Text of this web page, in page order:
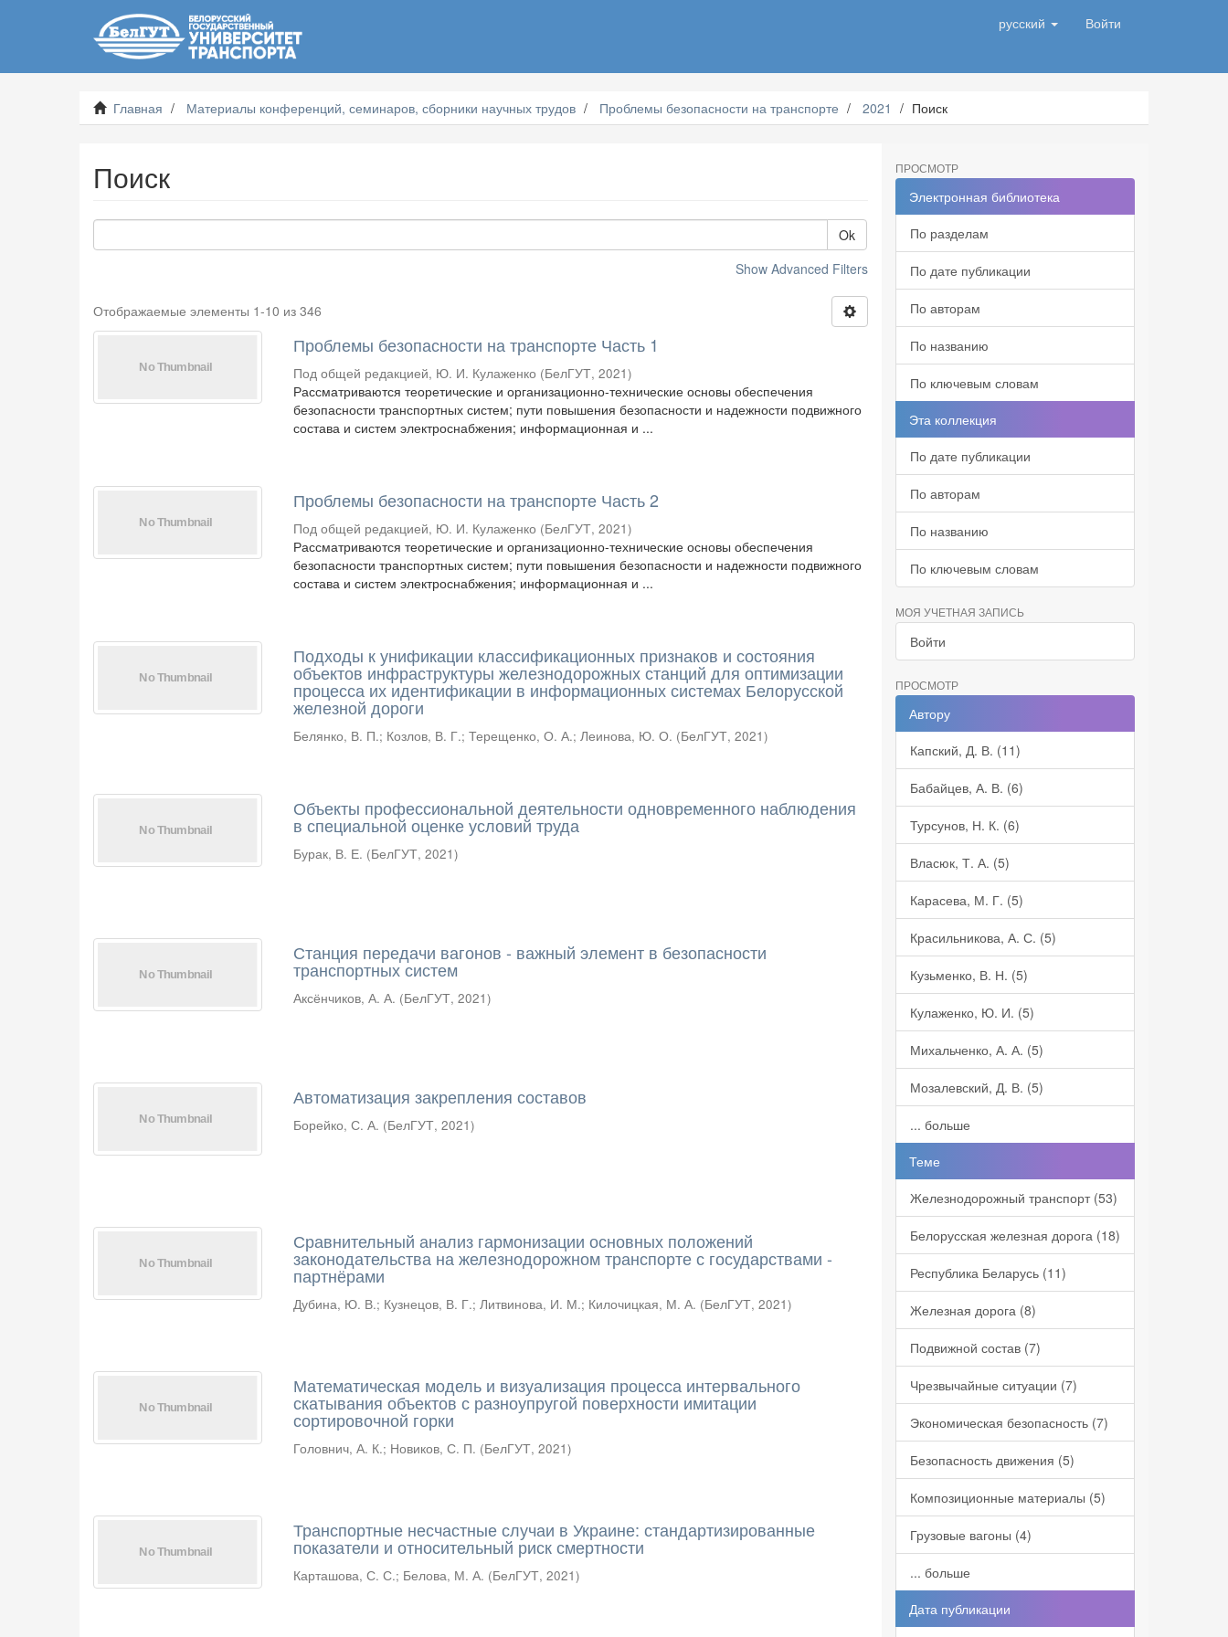
русский Войти
Главная Материалы конференций, семинаров, сборники научных трудов Проблемы безопасности на транспорте 2021 Поиск
Поиск
Ok
Show Advanced Filters
Отображаемые элементы 1-10 из 346
Проблемы безопасности на транспорте Часть 1
Под общей редакцией, Ю. И. Кулаженко (БелГУТ,2021)
Рассматриваются теоретические и организационно-технические основы обеспечения
безопасности транспортных систем; пути повышения безопасности и надежности подвижного
состава и систем электроснабжения; информационная и ...
Проблемы безопасности на транспорте Часть 2
Под общей редакцией, Ю. И. Кулаженко (БелГУТ,2021)
Рассматриваются теоретические и организационно-технические основы обеспечения
безопасности транспортных систем; пути повышения безопасности и надежности подвижного
состава и систем электроснабжения; информационная и ...
Подходы к унификации классификационных признаков и состояния
объектов инфраструктуры железнодорожных станций для оптимизации
процесса их идентификации в информационных системах Белорусской
железной дороги
Белянко, В. П.; Козлов, В. Г.;Терещенко, О. А.;Леинова, Ю. О. (БелГУТ,2021)
Объекты профессиональной деятельности одновременного наблюдения
в специальной оценке условий труда
Бурак, В. Е. (БелГУТ,2021)
Станция передачи вагонов - важный элемент в безопасности
транспортных систем
Аксёнчиков, А. А. (БелГУТ,2021)
Автоматизация закрепления составов
Борейко, С. А. (БелГУТ,2021)
Сравнительный анализ гармонизации основных положений
законодательства на железнодорожном транспорте с государствами -
партнёрами
Дубина, Ю. В.; Кузнецов, В. Г.;Литвинова, И. М.; Килочицкая, М. А. (БелГУТ,2021)
Математическая модель и визуализация процесса интервального
скатывания объектов с разноупругой поверхности имитации
сортировочной горки
Головнич, А. К.; Новиков, С. П. (БелГУТ,2021)
Транспортные несчастные случаи в Украине: стандартизированные
показатели и относительный риск смертности
Карташова, С. С.; Белова, М. А. (БелГУТ,2021)
ПРОСМОТР
Электронная библиотека
По разделам
По дате публикации
По авторам
По названию
По ключевым словам
Эта коллекция
По дате публикации
По авторам
По названию
По ключевым словам
МОЯ УЧЕТНАЯ ЗАПИСЬ
Войти
ПРОСМОТР
Автору
Капский, Д. В. (11)
Бабайцев, А. В. (6)
Турсунов, Н. К. (6)
Власюк, Т. А. (5)
Карасева, М. Г. (5)
Красильникова, А. С. (5)
Кузьменко, В. Н. (5)
Кулаженко, Ю. И. (5)
Михальченко, А. А. (5)
Мозалевский, Д. В. (5)
... больше
Теме
Железнодорожный транспорт (53)
Белорусская железная дорога (18)
Республика Беларусь (11)
Железная дорога (8)
Подвижной состав (7)
Чрезвычайные ситуации (7)
Экономическая безопасность (7)
Безопасность движения (5)
Композиционные материалы (5)
Грузовые вагоны (4)
... больше
Дата публикации